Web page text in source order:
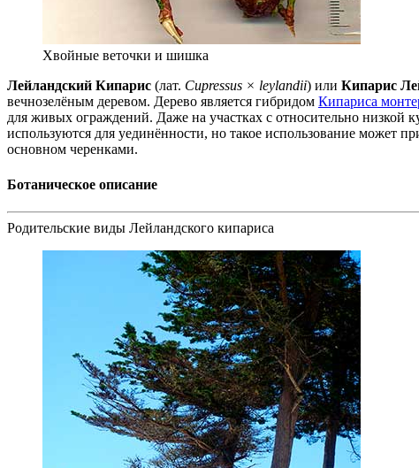
Хвойные веточки и шишка
Лейландский Кипарис (лат. Cupressus × leylandii) или Кипарис
вечнозелёным деревом. Дерево является гибридом Кипариса
для живых ограждений. Даже на участках с относительно низкой
используются для уединённости, но такое использование может
основном черенками.
Ботаническое описание
Родительские виды Лейландского кипариса